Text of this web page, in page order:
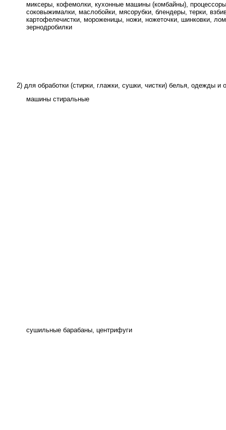
миксеры, кофемолки, кухонные машины (комбайны),
соковыжималки, маслобойки, мясорубки, блендеры, терки,
картофелечистки, мороженицы, ножи, ножеточки, шинковки,
зернодробилки
2) для обработки (стирки, глажки, сушки, чистки) белья, одежды и
машины стиральные
сушильные барабаны, центрифуги